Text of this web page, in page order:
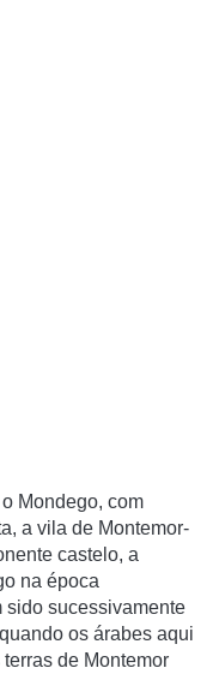
Mondego, com
a vila de Montemor-
castelo, a
na época
sido sucessivamente
os árabes aqui
de Montemor